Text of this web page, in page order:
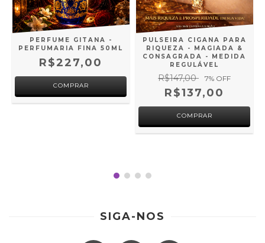
PERFUME GITANA -
PERFUMARIA FINA 50ML
R$227,00
PULSEIRA CIGANA PARA
RIQUEZA - MAGIADA &
CONSAGRADA - MEDIDA
REGULÁVEL
R$147,00 7% OFF
R$137,00
SIGA-NOS